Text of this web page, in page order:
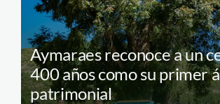
Aymaraes reconoce a un
400 años como su primer
patrimonial